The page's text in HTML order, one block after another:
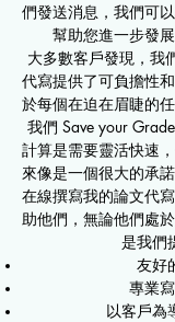
們發送消息，我們可
幫助您進一步發
大多數客戶發現，我
代寫提供了可負擔性
於每個在迫在眉睫的
我們 Save your
計算是需要靈活快速
來像是一個很大的承
在線撰寫我的論文代
助他們，無論他們處
是我們
友好
專業
以客戶為